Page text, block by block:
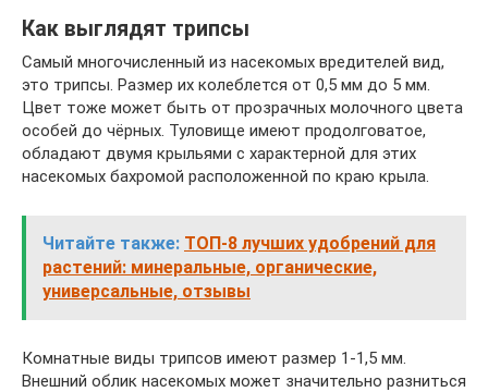
Как выглядят трипсы
Самый многочисленный из насекомых вредителей вид,
это трипсы. Размер их колеблется от 0,5 мм до 5 мм.
Цвет тоже может быть от прозрачных молочного цвета
особей до чёрных. Туловище имеют продолговатое,
обладают двумя крыльями с характерной для этих
насекомых бахромой расположенной по краю крыла.
Читайте также: ТОП-8 лучших удобрений для
растений: минеральные, органические,
универсальные, отзывы
Комнатные виды трипсов имеют размер 1-1,5 мм.
Внешний облик насекомых может значительно разниться